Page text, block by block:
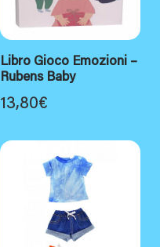
Libro Gioco Emozioni –
Rubens Baby
13,80€